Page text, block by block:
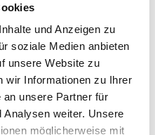
und Anzeigen zu
soziale Medien anbieten
unsere Website zu
wir Informationen zu Ihrer
an unsere Partner für
Analysen weiter. Unsere
möglicherweise mit